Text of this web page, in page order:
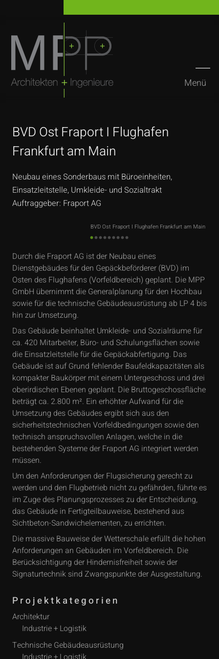
Menü
BVD Ost Fraport I Flughafen
Frankfurt am Main
Neubau eines Sonderbaus mit Büroeinheiten,
Einsatzleitstelle, Umkleide- und Sozialtrakt
Auftraggeber: Fraport AG
BVD Ost Fraport I Flughafen Frankfurt am Main
Durch die Fraport AG ist der Neubau eines
Dienstgebäudes für den Gepäckbeförderer (BVD) im
Osten des Flughafens (Vorfeldbereich) geplant. Die MPP
GmbH übernimmt die Generalplanung für den Hochbau
sowie für die technische Gebäudeausrüstung ab LP 4 bis
hin zur Umsetzung.
Das Gebäude beinhaltet Umkleide- und Sozialräume für
ca. 420 Mitarbeiter, Büro- und Schulungsflächen sowie
die Einsatzleitstelle für die Gepäckabfertigung. Das
Gebäude ist auf Grund fehlender Baufeldkapazitäten als
kompakter Baukörper mit einem Untergeschoss und drei
oberirdischen Ebenen geplant. Die Bruttogeschossfläche
beträgt ca. 2.800 m². Ein erhöhter Aufwand für die
Umsetzung des Gebäudes ergibt sich aus den
sicherheitstechnischen Vorfeldbedingungen sowie den
technisch anspruchsvollen Anlagen, welche in die
bestehenden Systeme der Fraport AG integriert werden
müssen.
Um den Anforderungen der Flugsicherung gerecht zu
werden und den Flugbetrieb nicht zu gefährden, führte es
im Zuge des Planungsprozesses zu der Entscheidung,
das Gebäude in Fertigteilbauweise, bestehend aus
Sichtbeton-Sandwichelementen, zu errichten.
Die massive Bauweise der Wetterschale erfüllt die hohen
Anforderungen an Gebäuden im Vorfeldbereich. Die
Berücksichtigung der Hindernisfreiheit sowie der
Signaturtechnik sind Zwangspunkte der Ausgestaltung.
Projektkategorien
Architektur
Industrie + Logistik
Technische Gebäudeausrüstung